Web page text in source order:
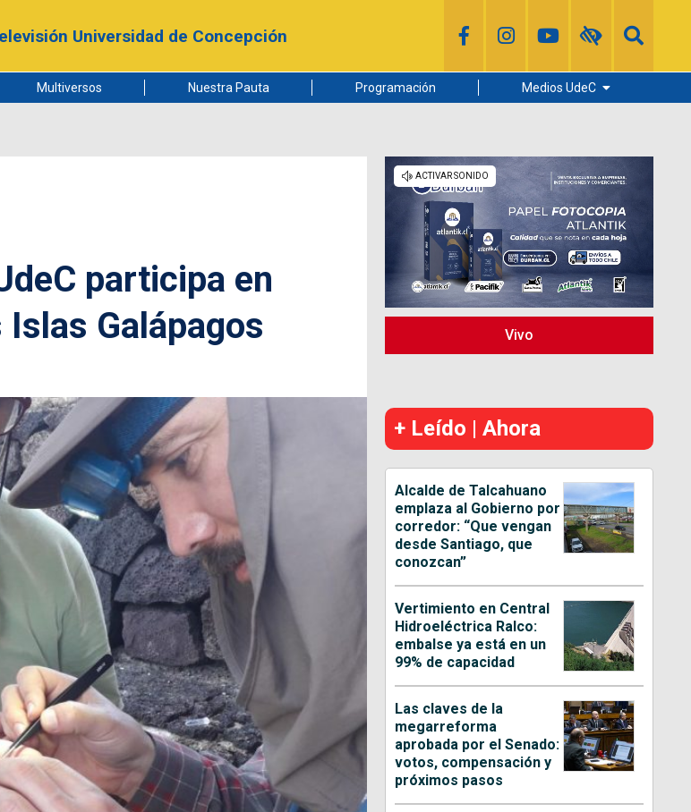
Universidad de Concepción
Multiversos Nuestra Pauta Programación Medios UdeC
Radio UdeC
Noticias UdeC
La Discusión
participa en
Galápagos
Vivo
+ Leído | Ahora
Alcalde de Talcahuano
emplaza al Gobierno por
corredor: “Que vengan
desde Santiago, que
conozcan”
Vertimiento en Central
Hidroeléctrica Ralco:
embalse ya está en un
99% de capacidad
Las claves de la
megarreforma
aprobada por el Senado:
votos, compensación y
próximos pasos